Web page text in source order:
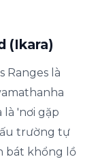
(Ikara)
Ranges là
là 'nơi gặp
trường tự
bát khổng lồ